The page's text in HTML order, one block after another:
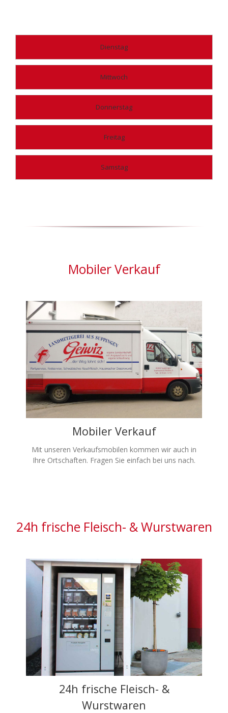
Dienstag
Mittwoch
Donnerstag
Freitag
Samstag
Mobiler Verkauf
Mobiler Verkauf
Mit unseren Verkaufsmobilen kommen wir auch in
Ihre Ortschaften. Fragen Sie einfach bei uns nach.
Mobiler Verkauf
Mit unseren Verkaufsmobilen kommen wir auch in
Ihre Ortschaften. Fragen Sie einfach bei uns nach.
24h frische Fleisch- & Wurstwaren
24h frische Fleisch- &
Wurstwaren
24h frische Fleisch- &
Wurstwaren
In unserem neuen Verkaufsautomaten finden Sie
rund um die Uhr frische Fleisch- & Wurstwaren. Ob